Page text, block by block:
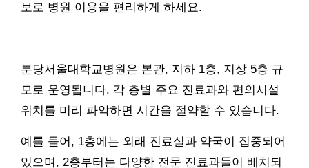
보로 병원 이용을 편리하게 하세요.
분당서울대학교병원은 본관, 지하 1층, 지상 5층 규
모로 운영됩니다. 각 층별 주요 진료과와 편의시설
위치를 미리 파악하면 시간을 절약할 수 있습니다.
예를 들어, 1층에는 외래 진료실과 약국이 집중되어
있으며, 2층부터는 다양한 전문 진료과들이 배치되